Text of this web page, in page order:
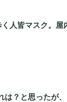
人皆マスク。屋
は？と思ったが